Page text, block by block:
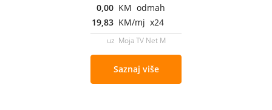
0,00 KM odmah
19,83 KM/mj x24
uz Moja TV Net M
Saznaj više